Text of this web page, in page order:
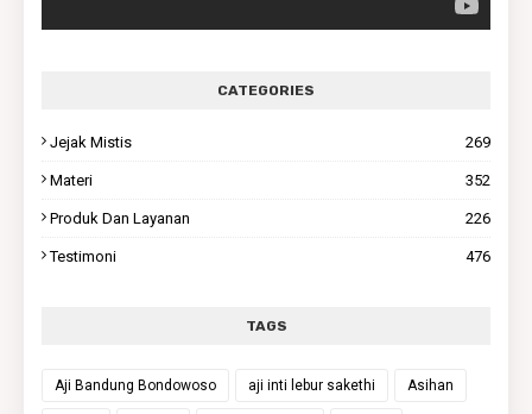
CATEGORIES
Jejak Mistis 269
Materi 352
Produk Dan Layanan 226
Testimoni 476
TAGS
Aji Bandung Bondowoso aji inti lebur sakethi Asihan